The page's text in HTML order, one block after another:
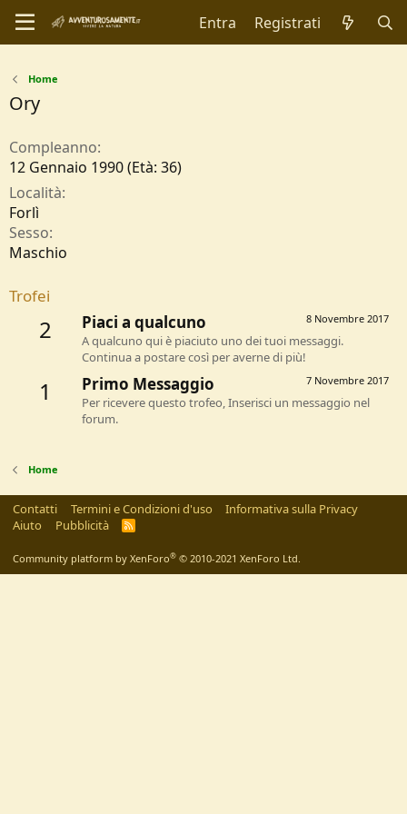
Entra Registrati
Home
Ory
Compleanno
12 Gennaio 1990 (Età: 36)
Località
Forlì
Sesso
Maschio
Trofei
2 8 Novembre 2017
Piaci a qualcuno
A qualcuno qui è piaciuto uno dei tuoi messaggi.
Continua a postare così per averne di più!
1 7 Novembre 2017
Primo Messaggio
Per ricevere questo trofeo, Inserisci un messaggio nel
forum.
Home
Contatti Termini e Condizioni d'uso
Informativa sulla Privacy
Aiuto
Pubblicità
R
Community platform by XenForo® © 2010-2021 XenForo Ltd.